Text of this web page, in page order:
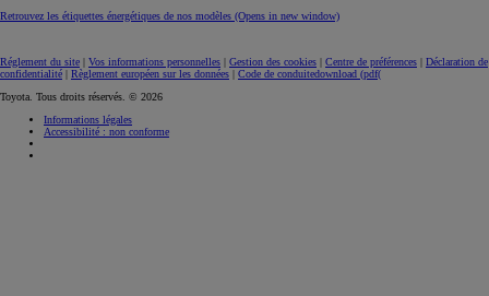
Retrouvez les étiquettes énergétiques de nos modèles (Opens in new window)
Réglement du site | Vos informations personnelles | Gestion des cookies | Centre de préférences | Déclaration de
confidentialité | Règlement européen sur les données | Code de conduitedownload (pdf(
Toyota. Tous droits réservés. © 2026
Informations légales
Accessibilité : non conforme